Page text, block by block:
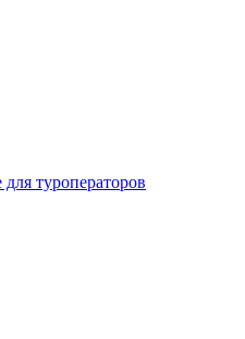
туроператоров